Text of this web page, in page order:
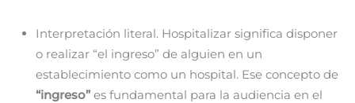
Interpretación literal. Hospitalizar significa disponer
o realizar “el ingreso” de alguien en un
establecimiento como un hospital. Ese concepto de
“ingreso” es fundamental para la audiencia en el